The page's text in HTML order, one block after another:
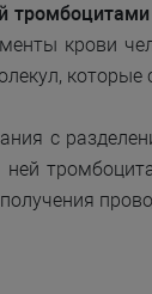
крови
с